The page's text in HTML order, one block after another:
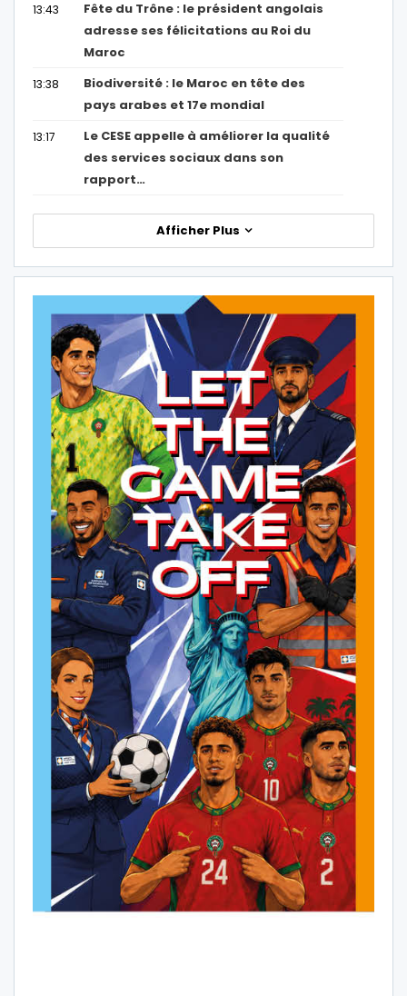
13:43
Fête du Trône : le président angolais
adresse ses félicitations au Roi du
Maroc
13:38
Biodiversité : le Maroc en tête des
pays arabes et 17e mondial
13:17
Le CESE appelle à améliorer la qualité
des services sociaux dans son
rapport…
Afficher Plus